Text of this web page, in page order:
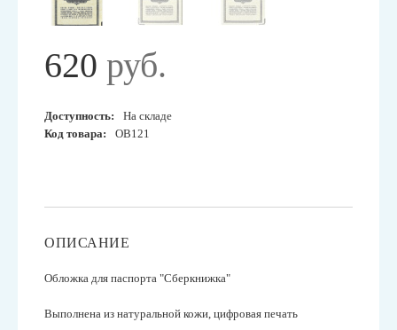
620 руб.
Доступность:
На складе
Код товара:
OB121
ОПИСАНИЕ
Обложка для паспорта "Сберкнижка"
Выполнена из натуральной кожи, цифровая печать